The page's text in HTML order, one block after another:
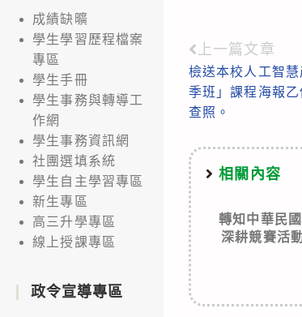
Read
more
articles
上一篇文章
檢送本校人工智
季班」課程海報
查照。
相關內容
轉知中華民
深耕競賽活
成績缺曠
學生學習歷程檔案
專區
學生手冊
學生事務與轉導工
作網
學生事務資訊網
社團選填系統
學生自主學習專區
新生專區
高三升學專區
線上授課專區
政令宣導專區